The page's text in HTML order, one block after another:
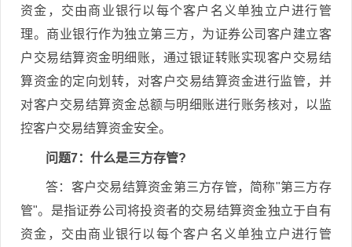
资金，交由商业银行以每个客户名义单独立户进行管
理。商业银行作为独立第三方，为证券公司客户建立客
户交易结算资金明细账，通过银证转账实现客户交易结
算资金的定向划转，对客户交易结算资金进行监管，并
对客户交易结算资金总额与明细账进行账务核对，以监
控客户交易结算资金安全。
问题7：什么是三方存管?
答：客户交易结算资金第三方存管，简称"第三方存
管"。是指证券公司将投资者的交易结算资金独立于自有
资金，交由商业银行以每个客户名义单独立户进行管